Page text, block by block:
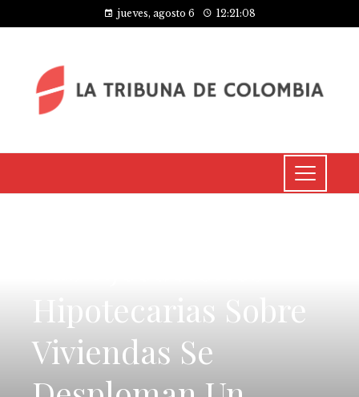
jueves, agosto 6 12:21:08
Hipotecarias Sobre
Viviendas Se